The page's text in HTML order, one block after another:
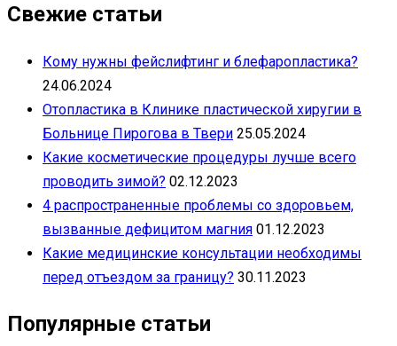
Свежие статьи
Кому нужны фейслифтинг и блефаропластика?
24.06.2024
Отопластика в Клинике пластической хиругии в
Больнице Пирогова в Твери 25.05.2024
Какие косметические процедуры лучше всего
проводить зимой? 02.12.2023
4 распространенные проблемы со здоровьем,
вызванные дефицитом магния 01.12.2023
Какие медицинские консультации необходимы
перед отъездом за границу? 30.11.2023
Популярные статьи